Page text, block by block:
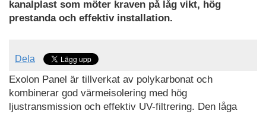
kanalplast som möter kraven på låg vikt, hög
prestanda och effektiv installation.
Dela
Exolon Panel är tillverkat av polykarbonat och
kombinerar god värmeisolering med hög
ljustransmission och effektiv UV-filtrering. Den låga